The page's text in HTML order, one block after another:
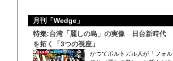
月刊「Wedge」
特集:台湾「麗しの島」の実像 日台新時代
を拓く「3つの視座」
かつてポルトガル人が「フォル